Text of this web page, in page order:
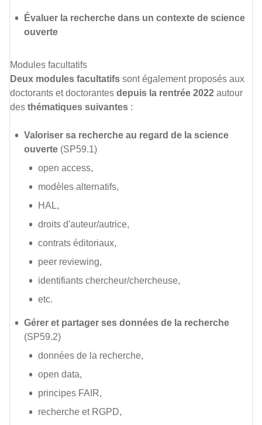
Évaluer la recherche dans un contexte de science
ouverte
Modules facultatifs
Deux modules facultatifs sont également proposés aux
doctorants et doctorantes depuis la rentrée 2022 autour
des thématiques suivantes :
Valoriser sa recherche au regard de la science
ouverte (SP59.1)
open access,
modèles alternatifs,
HAL,
droits d'auteur/autrice,
contrats éditoriaux,
peer reviewing,
identifiants chercheur/chercheuse,
etc.
Gérer et partager ses données de la recherche
(SP59.2)
données de la recherche,
open data,
principes FAIR,
recherche et RGPD,